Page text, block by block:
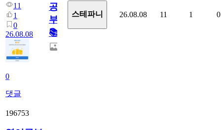
11
1
0
26.08.08
0
댓글
공
부!
📚
스테파니 26.08.08 11 1 0
196753